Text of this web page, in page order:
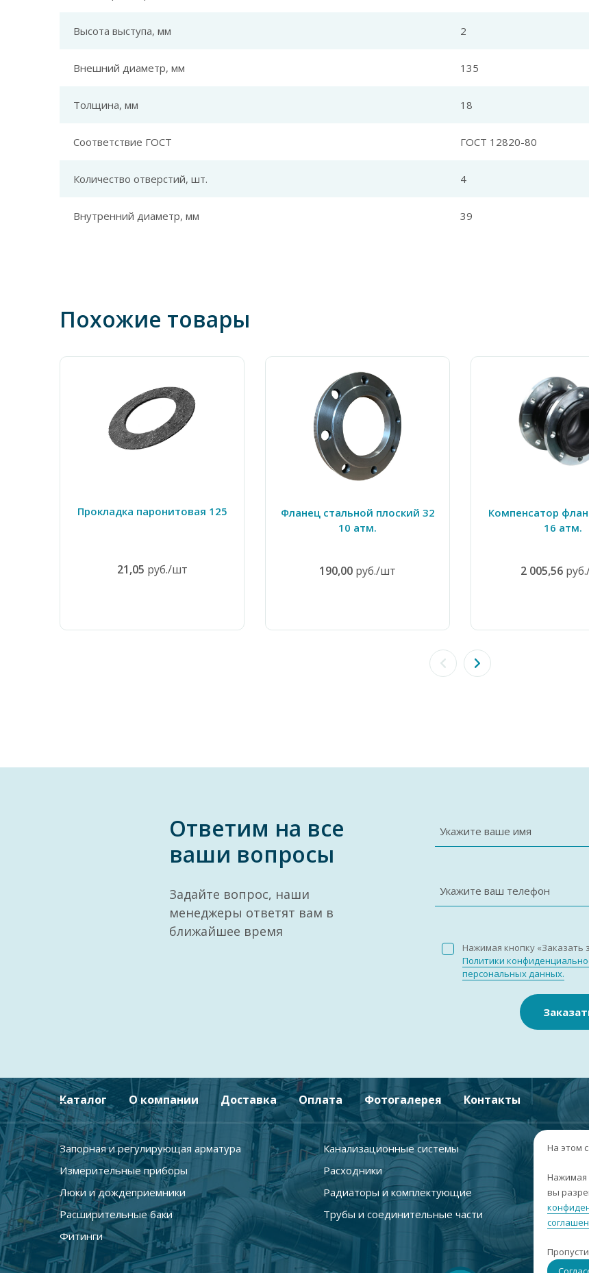
Высота выступа, мм 2
Внешний диаметр, мм 135
Толщина, мм 18
Соответствие ГОСТ ГОСТ 12820-80
Количество отверстий, шт. 4
Внутренний диаметр, мм 39
Похожие товары
Прокладка паронитовая 125
21,05 руб./шт
Фланец стальной плоский 32
10 атм.
190,00 руб./шт
Компенсатор
16 атм.
2 005,56
Ответим на все
ваши вопросы
Задайте вопрос, наши
менеджеры ответят вам в
ближайшее время
Укажите ваше имя
Укажите ваш телефон
Нажимая кнопку «Заказать
Политики
персональных данных.
Каталог О компании Доставка Оплата Фотогалерея Контакты
Запорная и регулирующая арматура
Канализационные системы
Измерительные приборы
Расходники
Люки и дождеприемники
Радиаторы и комплектующие
Расширительные баки
Трубы и соединительные части
Фитинги
На этом
Нажимая
вы